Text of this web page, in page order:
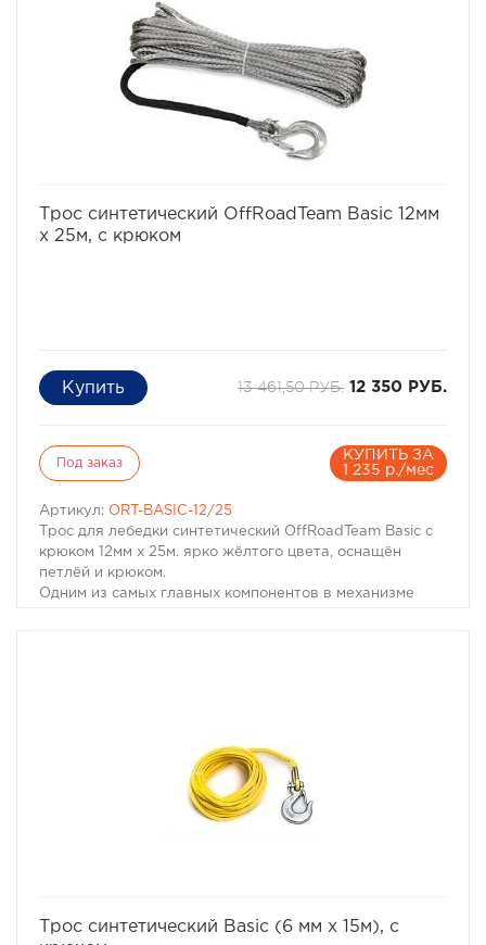
Трос синтетический OffRoadTeam Basic 12мм
х 25м, с крюком
13 461,50 РУБ. 12 350 РУБ.
Под заказ
КУПИТЬ ЗА
1 235 р./мес
Артикул: ORT-BASIC-12/25
Трос для лебедки синтетический OffRoadTeam Basic с
крюком 12мм х 25м. ярко жёлтого цвета, оснащён
петлёй и крюком.
Одним из самых главных компонентов в механизме
Нагрузка на разрыв - 12300 kg/ 27116 lbs
Трос синтетический Basic (6 мм х 15м), с